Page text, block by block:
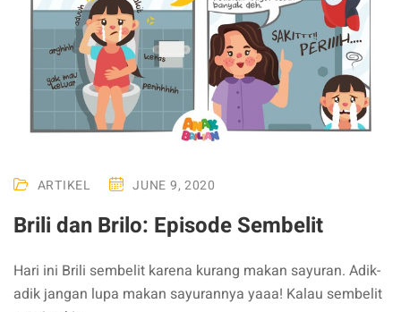
ARTIKEL JUNE 9, 2020
Brili dan Brilo: Episode Sembelit
Hari ini Brili sembelit karena kurang makan sayuran. Adik-
adik jangan lupa makan sayurannya yaaa! Kalau sembelit